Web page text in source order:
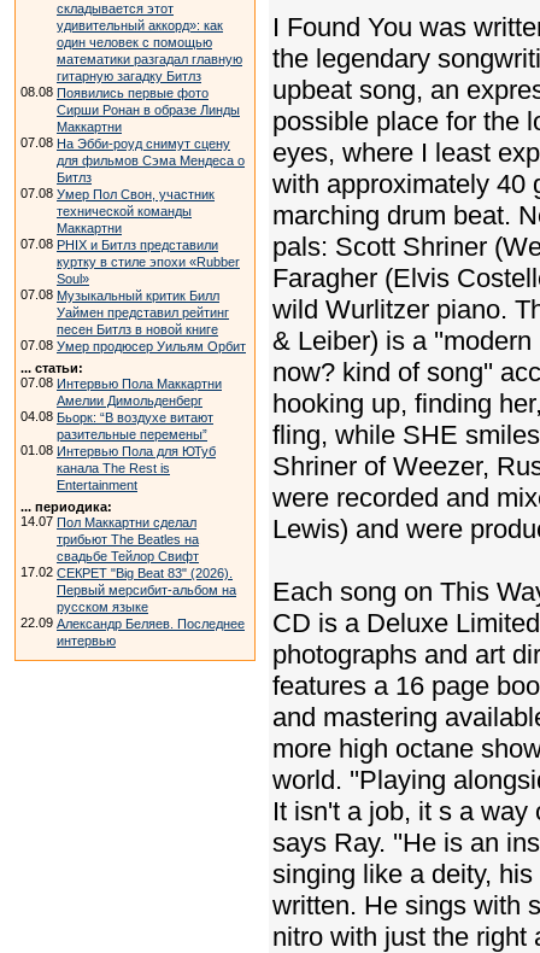
складывается этот
удивительный аккорд»: как
один человек с помощью
математики разгадал главную
гитарную загадку Битлз
08.08 Появились первые фото
Сирши Ронан в образе Линды
Маккартни
07.08 На Эбби-роуд снимут сцену
для фильмов Сэма Мендеса о
Битлз
07.08 Умер Пол Свон, участник
технической команды
Маккартни
07.08 PHIX и Битлз представили
куртку в стиле эпохи «Rubber
Soul»
07.08 Музыкальный критик Билл
Уаймен представил рейтинг
песен Битлз в новой книге
07.08 Умер продюсер Уильям Орбит
... статьи:
07.08 Интервью Пола Маккартни
Амелии Димольденберг
04.08 Бьорк: “В воздухе витают
разительные перемены”
01.08 Интервью Пола для ЮТуб
канала The Rest is
Entertainment
... периодика:
14.07 Пол Маккартни сделал
трибьют The Beatles на
свадьбе Тейлор Свифт
17.02 СЕКРЕТ "Big Beat 83" (2026).
Первый мерсибит-альбом на
русском языке
22.09 Александр Беляев. Последнее
интервью
I Found You was
the legendary
upbeat song, an
possible place for the
eyes, where I least
with approximately 40
marching drum beat.
pals: Scott Shriner
Faragher (Elvis
wild Wurlitzer piano.
& Leiber) is a
now? kind of song''
hooking up, finding
fling, while SHE
Shriner of Weezer,
were recorded and
Lewis) and were
Each song on This
CD is a Deluxe
photographs and art
features a 16 page
and mastering
more high octane
world. ''Playing
It isn't a job, it s a
says Ray. ''He is an
singing like a deity,
written. He sings with
nitro with just the right